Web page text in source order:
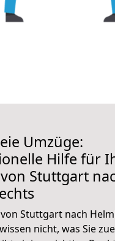
Umzüge:
Hilfe für
Stuttgart
Stuttgart nach
nicht, was Sie